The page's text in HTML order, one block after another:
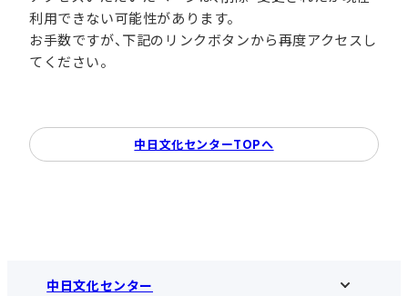
利用できない可能性があります。
お手数ですが、下記のリンクボタンから再度アクセスし
てください。
中日文化センターTOPへ
中日文化センター